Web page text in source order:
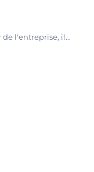
l'entreprise, il...